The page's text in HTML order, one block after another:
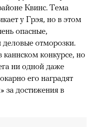
Квинс. Тема
у Грэя, но в этом
опасные,
отморозки.
каннском конкурсе, но
ни одной даже
его наградят
за достижения в